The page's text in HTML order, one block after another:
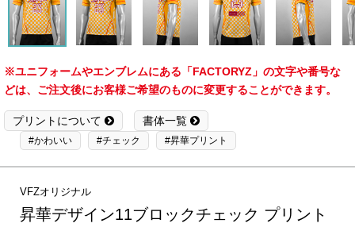
※ユニフォームやエンブレムにある「FACTORYZ」の文字や番号な
どは、ご注文後にお客様ご希望のものに変更することができます。
プリントについて 書体一覧
#かわいい #チェック #昇華プリント
VFZオリジナル
昇華デザイン11ブロックチェック プリント